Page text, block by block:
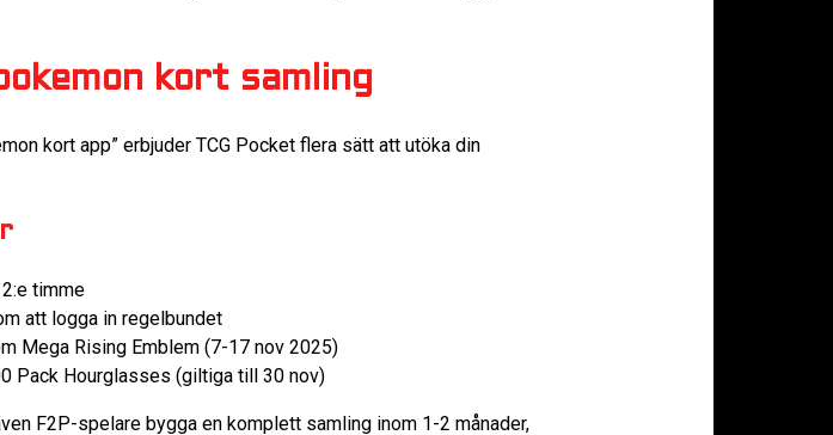
kort samling
kort app” erbjuder TCG Pocket flera sätt att utöka din
timme
att logga in regelbundet
Mega Rising Emblem (7-17 nov 2025)
Pack Hourglasses (giltiga till 30 nov)
F2P-spelare bygga en komplett samling inom 1-2 månader,